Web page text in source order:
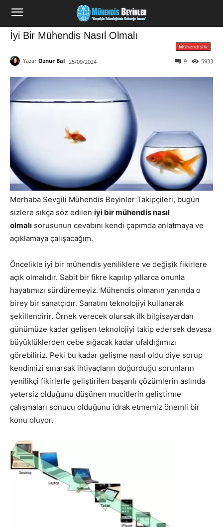
İyi Bir Mühendis Nasıl Olmalı
Mühendislik
Yazar:Öznur Bal 25/09/2024 5933
9
Merhaba Sevgili Mühendis Beyinler Takipçileri, bugün
sizlere sıkça söz edilen iyi bir mühendis nasıl
olmalı sorusunun cevabını kendi çapımda anlatmaya ve
açıklamaya çalışacağım.
Öncelikle iyi bir mühendis yeniliklere ve değişik fikirlere
açık olmalıdır. Sabit bir fikre kapılıp yıllarca onunla
hayatımızı sürdüremeyiz. Mühendis olmanın yanında o
birey bir sanatçıdır. Sanatını teknolojiyi kullanarak
şekillendirir. Örnek verecek olursak ilk bilgisayardan
günümüze kadar gelişen teknolojiyi takip edersek devasa
büyüklüklerden cebe sığacak kadar ufaldığımızı
görebiliriz. Peki bu kadar gelişme nasıl oldu diye sorup
kendimizi sınarsak ihtiyaçların doğurduğu sorunların
yenilikçi fikirlerle geliştirilen başarılı çözümlerin aslında
yetersiz olduğunu düşünen mucitlerin geliştirme
çalışmaları sonucu olduğunu idrak etmemiz önemli bir
konu oluyor.